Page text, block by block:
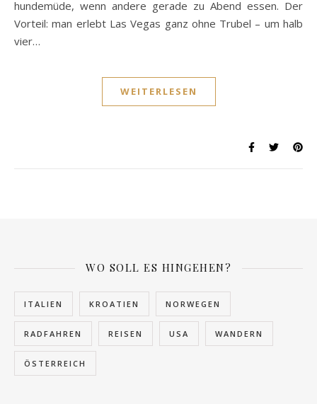
hundemüde, wenn andere gerade zu Abend essen. Der
Vorteil: man erlebt Las Vegas ganz ohne Trubel – um halb
vier…
WEITERLESEN
WO SOLL ES HINGEHEN?
ITALIEN KROATIEN NORWEGEN
RADFAHREN REISEN USA WANDERN
ÖSTERREICH